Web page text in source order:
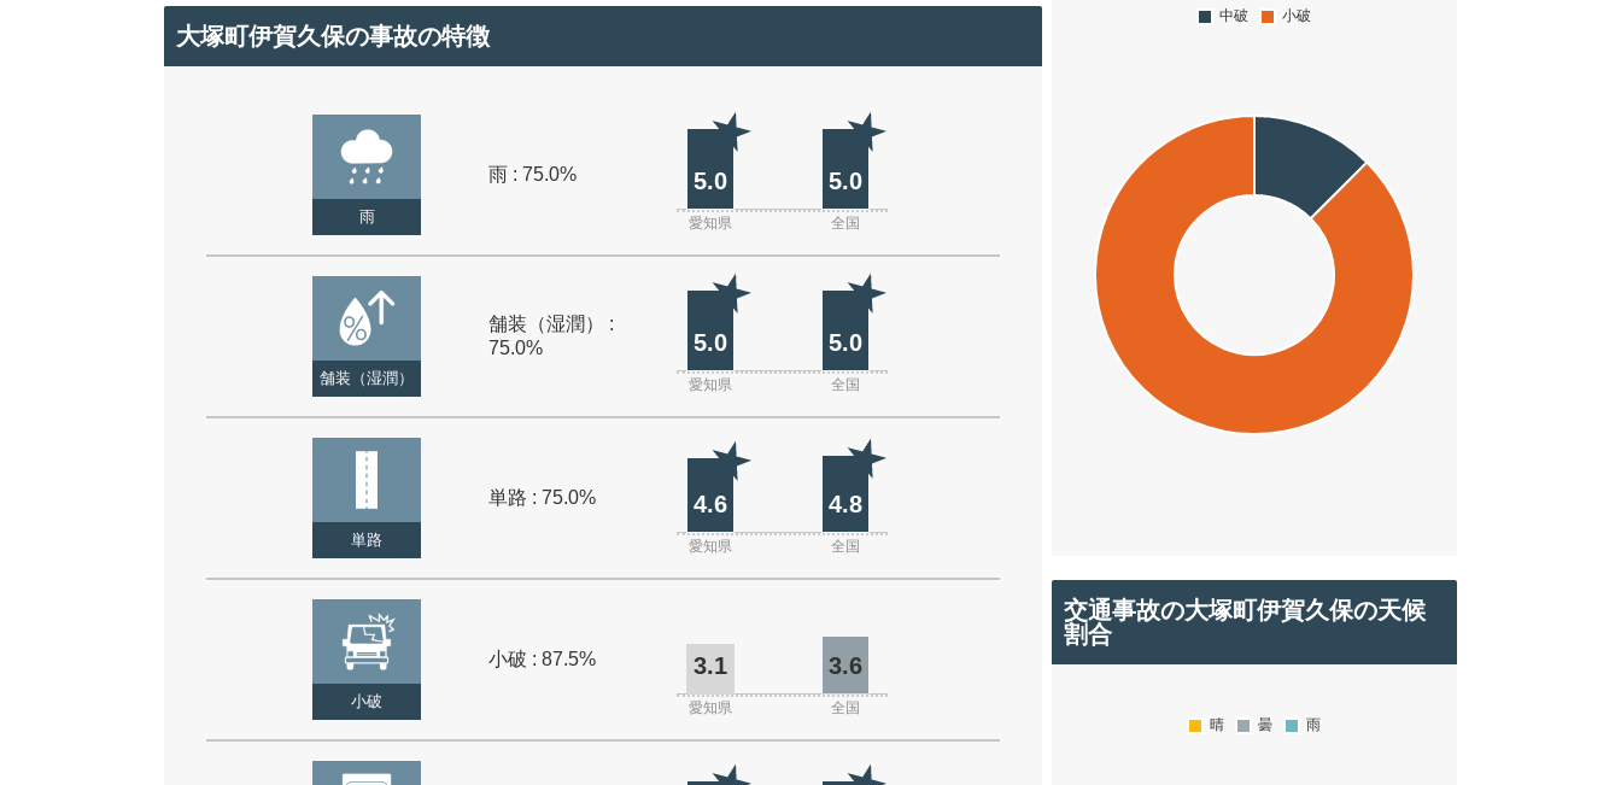
大塚町伊賀久保の事故の特徴
雨
雨 : 75.0% 5.0 5.0
愛知県 全国
舗装（湿潤）
舗装（湿潤） :
75.0%
5.0 5.0
愛知県 全国
単路
単路 : 75.0% 4.6 4.8
愛知県 全国
小破
小破 : 87.5% 3.1 3.6
愛知県 全国
交通事故の大塚町伊賀久保の天候
割合